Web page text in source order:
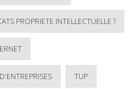
PROPRIETE INTELLECTUELLE ?
TUP